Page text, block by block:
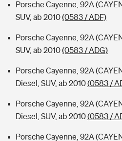
Porsche Cayenne, 92A
SUV, ab 2010(0583 / ADF)
Porsche Cayenne, 92A
SUV, ab 2010(0583 / ADG)
Porsche Cayenne, 92A
Diesel, SUV, ab 2010(0583 /
Porsche Cayenne, 92A
Diesel, SUV, ab 2010(0583 /
Porsche Cayenne, 92A